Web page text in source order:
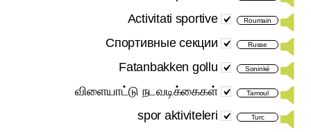
Roumain
Activitati sportive
Russe
Спортивные секции
Soninké
Fatanbakken gollu
Tamoul
விளையாட்டு நடவடிக்கைகள்
Turc
spor aktiviteleri